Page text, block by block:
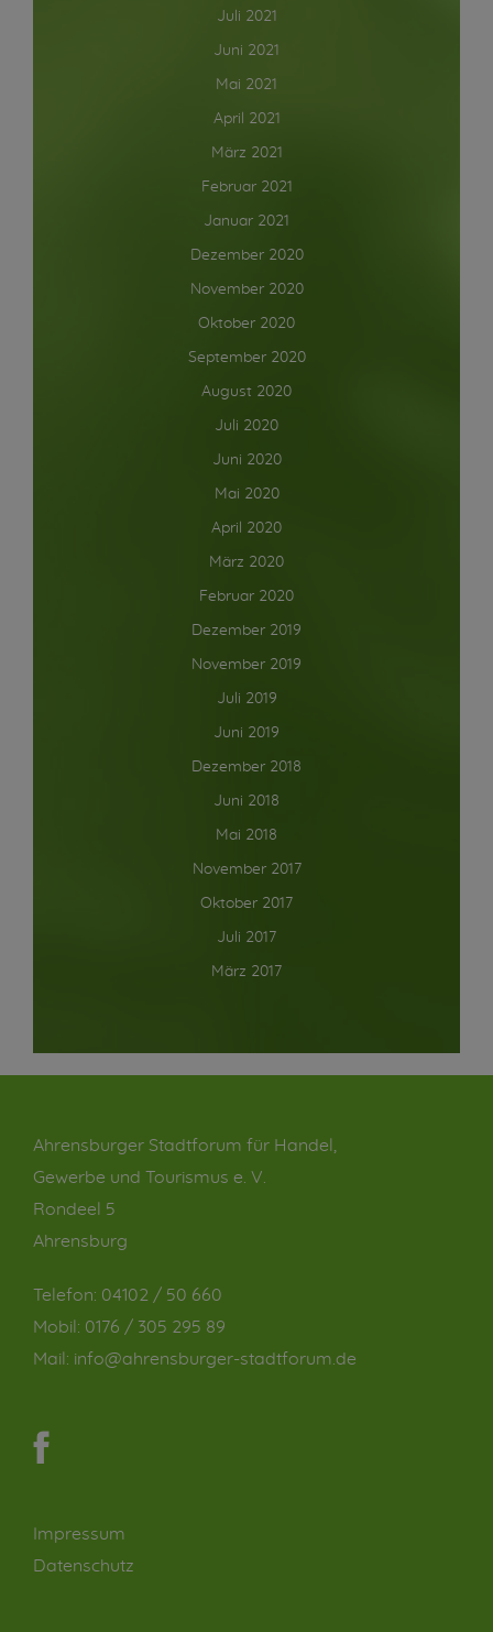
Juli 2021
Juni 2021
Mai 2021
April 2021
März 2021
Februar 2021
Januar 2021
Dezember 2020
November 2020
Oktober 2020
September 2020
August 2020
Juli 2020
Juni 2020
Mai 2020
April 2020
März 2020
Februar 2020
Dezember 2019
November 2019
Juli 2019
Juni 2019
Dezember 2018
Juni 2018
Mai 2018
November 2017
Oktober 2017
Juli 2017
März 2017
Ahrensburger Stadtforum für Handel,
Gewerbe und Tourismus e. V.
Rondeel 5
Ahrensburg
Telefon: 04102 / 50 660
Mobil: 0176 / 305 295 89
Mail: info@ahrensburger-stadtforum.de
Impressum
Datenschutz